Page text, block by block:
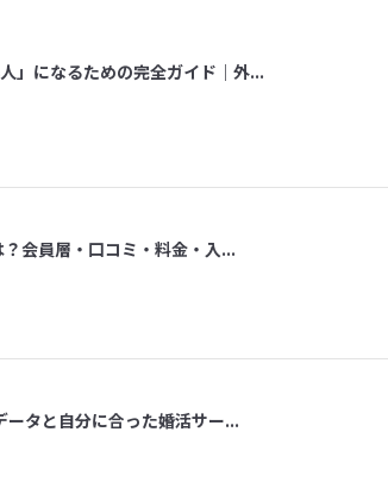
」になるための完全ガイド｜外...
会員層・口コミ・料金・入...
タと自分に合った婚活サー...